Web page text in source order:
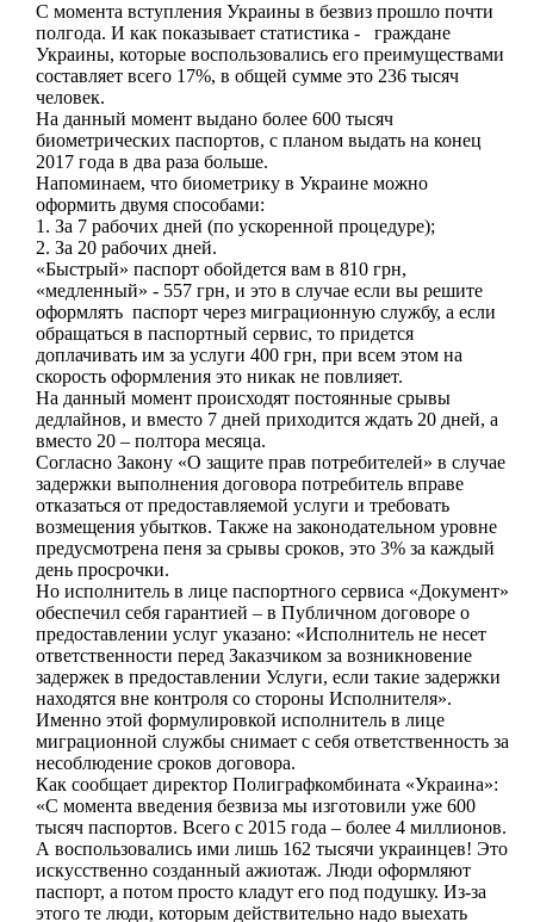
С момента вступления Украины в безвиз прошло почти
полгода. И как показывает статистика - граждане
Украины, которые воспользовались его преимуществами
составляет всего 17%, в общей сумме это 236 тысяч
человек.
На данный момент выдано более 600 тысяч
биометрических паспортов, с планом выдать на конец
2017 года в два раза больше.
Напоминаем, что биометрику в Украине можно
оформить двумя способами:
1. За 7 рабочих дней (по ускоренной процедуре);
2. За 20 рабочих дней.
«Быстрый» паспорт обойдется вам в 810 грн,
«медленный» - 557 грн, и это в случае если вы решите
оформлять паспорт через миграционную службу, а если
обращаться в паспортный сервис, то придется
доплачивать им за услуги 400 грн, при всем этом на
скорость оформления это никак не повлияет.
На данный момент происходят постоянные срывы
дедлайнов, и вместо 7 дней приходится ждать 20 дней, а
вместо 20 – полтора месяца.
Согласно Закону «О защите прав потребителей» в случае
задержки выполнения договора потребитель вправе
отказаться от предоставляемой услуги и требовать
возмещения убытков. Также на законодательном уровне
предусмотрена пеня за срывы сроков, это 3% за каждый
день просрочки.
Но исполнитель в лице паспортного сервиса «Документ»
обеспечил себя гарантией – в Публичном договоре о
предоставлении услуг указано: «Исполнитель не несет
ответственности перед Заказчиком за возникновение
задержек в предоставлении Услуги, если такие задержки
находятся вне контроля со стороны Исполнителя».
Именно этой формулировкой исполнитель в лице
миграционной службы снимает с себя ответственность за
несоблюдение сроков договора.
Как сообщает директор Полиграфкомбината «Украина»:
«С момента введения безвиза мы изготовили уже 600
тысяч паспортов. Всего с 2015 года – более 4 миллионов.
А воспользовались ими лишь 162 тысячи украинцев! Это
искусственно созданный ажиотаж. Люди оформляют
паспорт, а потом просто кладут его под подушку. Из-за
этого те люди, которым действительно надо выехать